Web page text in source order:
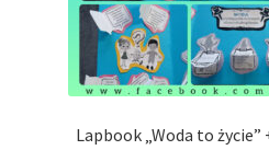
Lapbook „Woda to